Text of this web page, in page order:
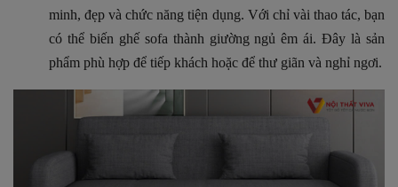
minh, đẹp và chức năng tiện dụng. Với chỉ vài thao tác, bạn
có thể biến ghế sofa thành giường ngủ êm ái. Đây là sản
phẩm phù hợp để tiếp khách hoặc để thư giãn và nghỉ ngơi.